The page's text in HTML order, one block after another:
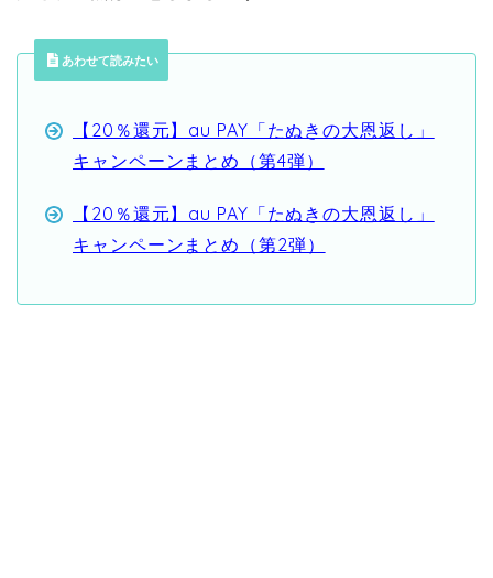
あわせて読みたい
【20％還元】au PAY「たぬきの大恩返し」
キャンペーンまとめ（第4弾）
【20％還元】au PAY「たぬきの大恩返し」
キャンペーンまとめ（第2弾）